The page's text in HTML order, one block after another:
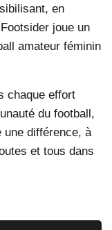
en
Footsider joue un
amateur féminin
chaque effort
du football,
une différence, à
et tous dans